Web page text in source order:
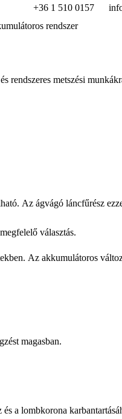
+36 1 510 0157
rendszer
rendszeres metszési
Az ágvágó láncfűrész
választás.
Az akkumulátoros
magasban.
a lombkorona